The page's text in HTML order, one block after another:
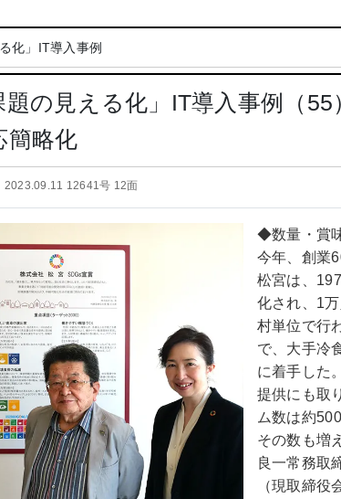
化」IT導入事例
題の見える化」IT導入事例（
簡略化
2023.09.11 12641号 12面
◆数量・賞
今年、創業
松宮は、
化され、1
村単位で行
で、大手冷
に着手した
提供にも取
ム数は約
その数も増
良一常務取
（現取締役